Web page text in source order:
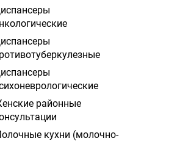
районные
кухни (молочно-